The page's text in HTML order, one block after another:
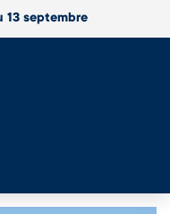
13 septembre